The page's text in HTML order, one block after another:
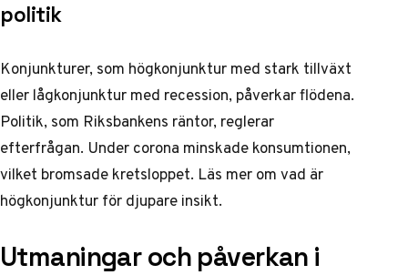
politik
Konjunkturer, som högkonjunktur med stark tillväxt
eller lågkonjunktur med recession, påverkar flödena.
Politik, som Riksbankens räntor, reglerar
efterfrågan. Under corona minskade konsumtionen,
vilket bromsade kretsloppet. Läs mer omvad är
högkonjunkturför djupare insikt.
Utmaningar och påverkan i